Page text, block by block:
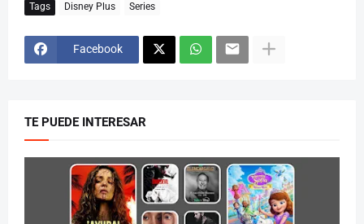
Tags Disney Plus Series
Facebook
TE PUEDE INTERESAR